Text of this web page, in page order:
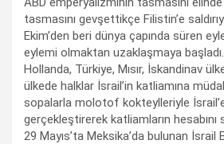
tasmasını gevşettikçe Filistin’e
Ekim’den beri dünya çapında süren
eylemi olmaktan uzaklaşmaya
Hollanda, Türkiye, Mısır, İskandinav
ülkede halklar İsrail’in katliamına
sopalarla molotof kokteylleriyle
gerçekleştirerek katliamların hesabını
29 Mayıs’ta Meksika’da bulunan İsrail